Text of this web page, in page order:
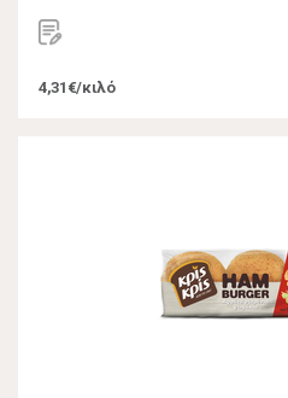
4,31€/κιλό